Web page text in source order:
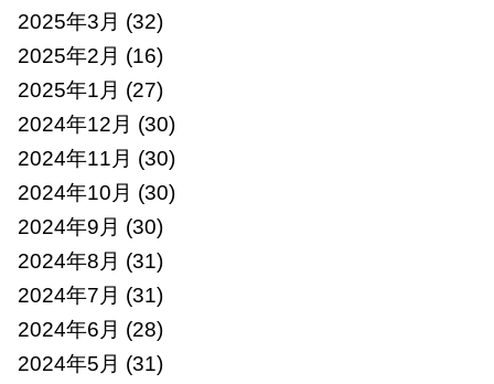
2025年3月 (32)
2025年2月 (16)
2025年1月 (27)
2024年12月 (30)
2024年11月 (30)
2024年10月 (30)
2024年9月 (30)
2024年8月 (31)
2024年7月 (31)
2024年6月 (28)
2024年5月 (31)